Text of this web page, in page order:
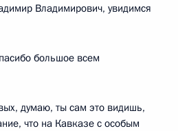
Владимирович, увидимся
большое всем
думаю, ты сам это видишь,
что на Кавказе с особым